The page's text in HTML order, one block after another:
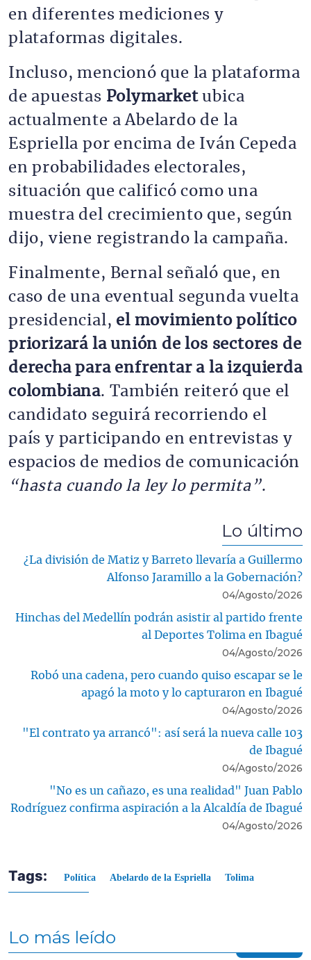
en diferentes mediciones y
plataformas digitales.
Incluso, mencionó que la plataforma
de apuestas Polymarketubica
actualmente a Abelardo de la
Espriella por encima de Iván Cepeda
en probabilidades electorales,
situación que calificó como una
muestra del crecimiento que, según
dijo, viene registrando la campaña.
Finalmente, Bernal señaló que, en
caso de una eventual segunda vuelta
presidencial, el movimiento político
priorizará la unión de los sectores de
derecha para enfrentar a la izquierda
colombiana. También reiteró que el
candidato seguirá recorriendo el
país y participando en entrevistas y
espacios de medios de comunicación
“hasta cuando la ley lo permita”.
Lo último
¿La división de Matiz y Barreto llevaría a Guillermo
Alfonso Jaramillo a la Gobernación?
04/Agosto/2026
Hinchas del Medellín podrán asistir al partido frente
al Deportes Tolima en Ibagué
04/Agosto/2026
Robó una cadena, pero cuando quiso escapar se le
apagó la moto y lo capturaron en Ibagué
04/Agosto/2026
"El contrato ya arrancó": así será la nueva calle 103
de Ibagué
04/Agosto/2026
"No es un cañazo, es una realidad" Juan Pablo
Rodríguez confirma aspiración a la Alcaldía de Ibagué
04/Agosto/2026
Tags: Política Abelardo de la Espriella Tolima
Lo más leído